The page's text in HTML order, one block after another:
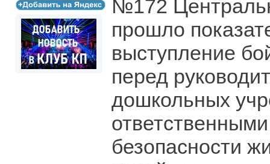
№172
прошло
выступление
перед
дошкольных
безопасности